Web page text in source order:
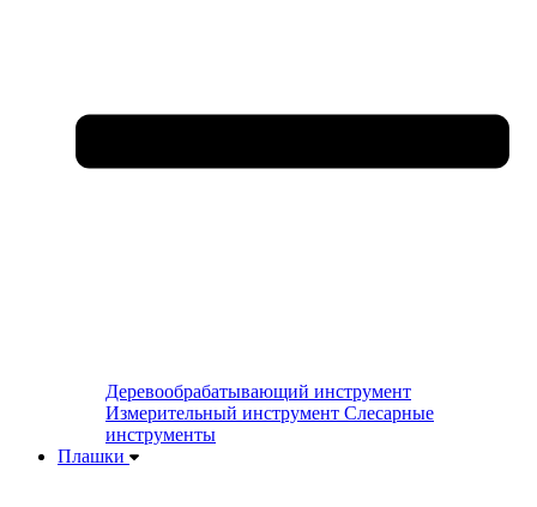
Деревообрабатывающий инструмент
Измерительный инструмент Слесарные
инструменты
Плашки